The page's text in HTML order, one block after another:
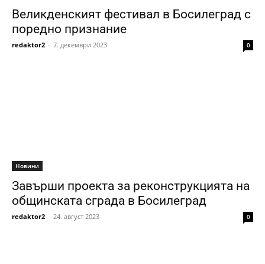
Великденският фестивал в Босилеград с
поредно признание
redaktor2 - 7. декември 2023 0
Новини
Завърши проекта за реконструкцията на
общинската сграда в Босилеград
redaktor2 - 24. август 2023 0